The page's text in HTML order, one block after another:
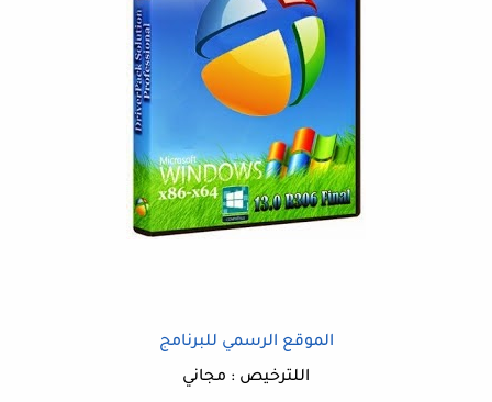
الموقع الرسمي للبرنامج
اللترخيص : مجاني